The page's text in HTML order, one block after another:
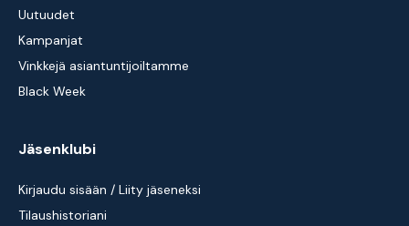
Uutuudet
Kampanjat
Vinkkejä asiantuntijoiltamme
Black Week
Jäsenklubi
Kirjaudu sisään / Liity jäseneksi
Tilaushistoriani